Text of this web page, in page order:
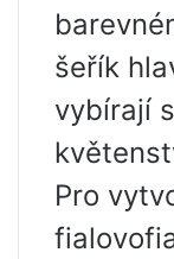
šeřík
vybírají
Pro